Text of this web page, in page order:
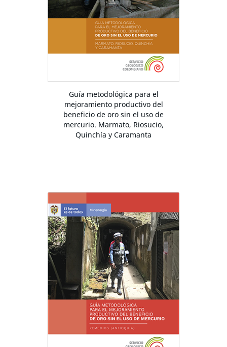
Guía metodológica para el
mejoramiento productivo del
beneficio de oro sin el uso de
mercurio. Marmato, Riosucio,
Quinchía y Caramanta